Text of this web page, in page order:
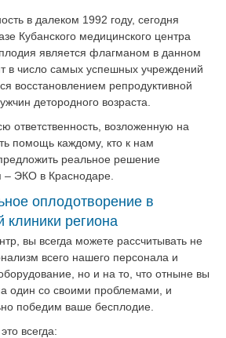
в далеком 1992 году, сегодня
Кубанского медицинского центра
является флагманом в данном
в число самых успешных учреждений
восстановлением репродуктивной
детородного возраста.
ответственность, возложенную на
помощь каждому, кто к нам
реальное решение
ЭКО в Краснодаре.
оплодотворение в
клиники региона
вы всегда можете рассчитывать не
всего нашего персонала и
но и на то, что отныне вы
один со своими проблемами, и
победим ваше бесплодие.
всегда: